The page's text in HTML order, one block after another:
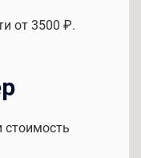
от 3500 ₽.
стоимость